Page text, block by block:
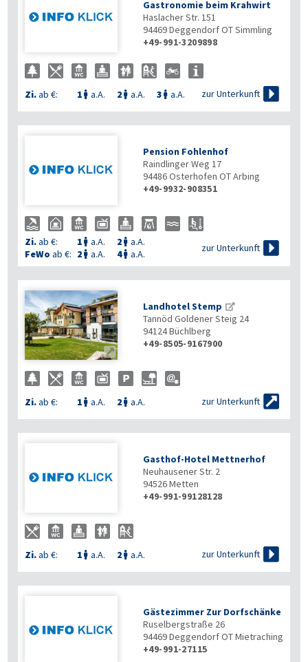
Gastronomie beim Krahwirt
Haslacher Str. 151
94469Deggendorf OT Simmling
+49-991-3209898
Zi.ab €: 1  a.A. 2  a.A. 3  a.A. zur Unterkunft 
Pension Fohlenhof
Raindlinger Weg 17
94486Osterhofen OT Arbing
+49-9932-908351
Zi.ab €: 1  a.A. 2  a.A.
FeWo ab €: 2  a.A. 4 a.A.
zur Unterkunft 

Landhotel Stemp
Tannöd Goldener Steig 24
94124Büchlberg
+49-8505-9167900
Zi.ab €: 1  a.A. 2  a.A. zur Unterkunft 
Gasthof-Hotel Mettnerhof
Neuhausener Str. 2
94526Metten
+49-991-99128128
Zi.ab €: 1  a.A. 2  a.A. zur Unterkunft 
Gästezimmer Zur Dorfschänke
Ruselbergstraße 26
94469Deggendorf OT Mietraching
+49-991-27115